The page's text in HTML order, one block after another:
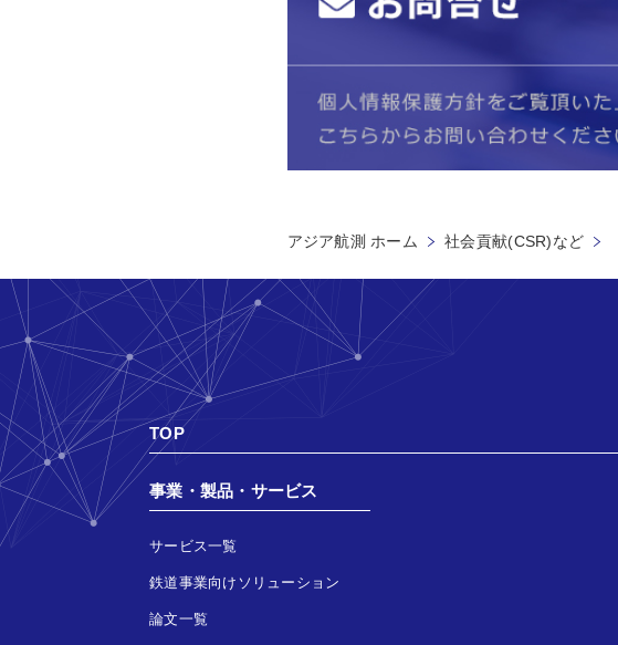
アジア航測 ホーム 社会貢献(CSR)など
TOP
事業・製品・サービス
サービス一覧
鉄道事業向けソリューション
論文一覧